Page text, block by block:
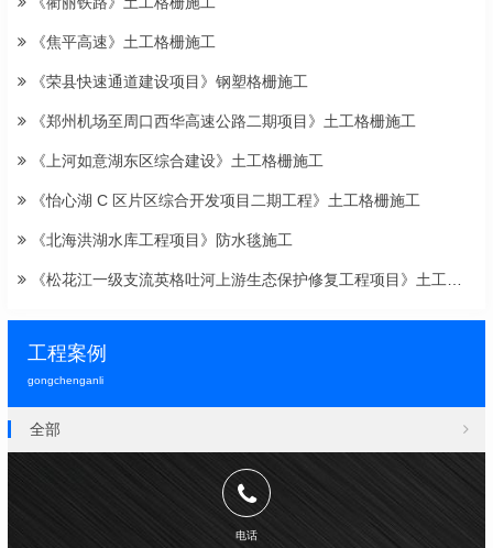
《焦平高速》土工格栅施工
《荣县快速通道建设项目》钢塑格栅施工
《郑州机场至周口西华高速公路二期项目》土工格栅施工
《上河如意湖东区综合建设》土工格栅施工
《怡心湖 C 区片区综合开发项目二期工程》土工格栅施工
《北海洪湖水库工程项目》防水毯施工
《松花江一级支流英格吐河上游生态保护修复工程项目》土工布施工
工程案例
gongchenganli
全部
电话